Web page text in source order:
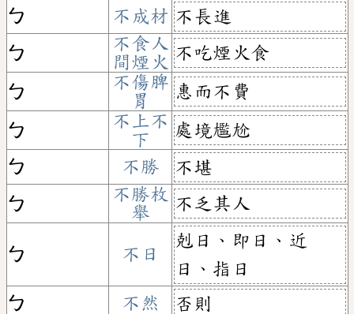
ㄅ
不成材 不長進
ㄅ
不食人
間煙火
不吃煙火食
ㄅ
不傷脾
胃
惠而不費
ㄅ
不上不
下
處境尷尬
ㄅ
不勝
不堪
ㄅ
不勝枚
舉
不乏其人
ㄅ 不日
剋日、即日、近
日、指日
ㄅ
不然
否則